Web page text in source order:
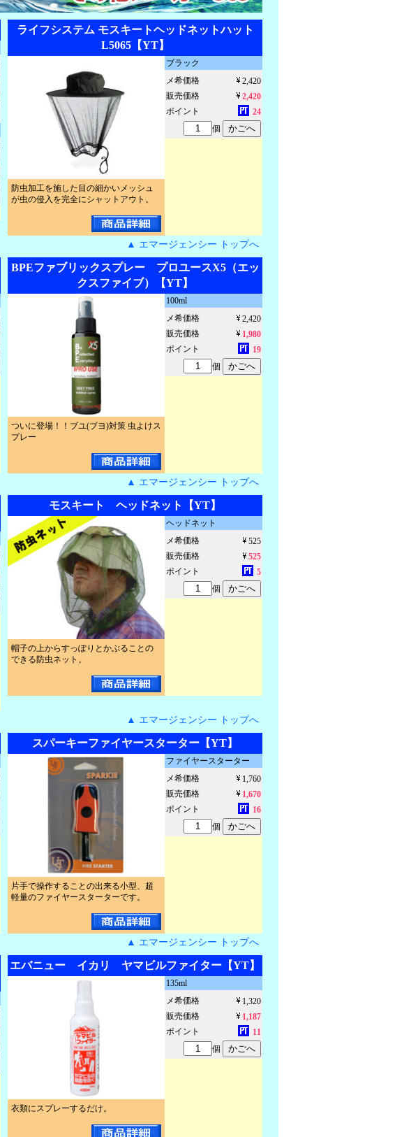
ライフシステム モスキートヘッドネットハット
L5065【YT】
防虫加工を施した目の細かいメッシュ
が虫の侵入を完全にシャットアウト。
ブラック
メ希価格
2,420
販売価格
2,420
ポイント
24
個
▲ エマージェンシー トップへ
BPEファブリックスプレー プロユースX5（エッ
クスファイブ）【YT】
ついに登場！！ブユ(ブヨ)対策 虫よけス
プレー
100ml
メ希価格
2,420
販売価格
1,980
ポイント
19
個
▲ エマージェンシー トップへ
モスキート ヘッドネット【YT】
帽子の上からすっぽりとかぶることの
できる防虫ネット。
ヘッドネット
メ希価格
525
販売価格
525
ポイント
5
個
▲ エマージェンシー トップへ
スパーキーファイヤースターター【YT】
片手で操作することの出来る小型、超
軽量のファイヤースターターです。
ファイヤースターター
メ希価格
1,760
販売価格
1,670
ポイント
16
個
▲ エマージェンシー トップへ
エバニュー イカリ ヤマビルファイター【YT】
衣類にスプレーするだけ。
135ml
メ希価格
1,320
販売価格
1,187
ポイント
11
個